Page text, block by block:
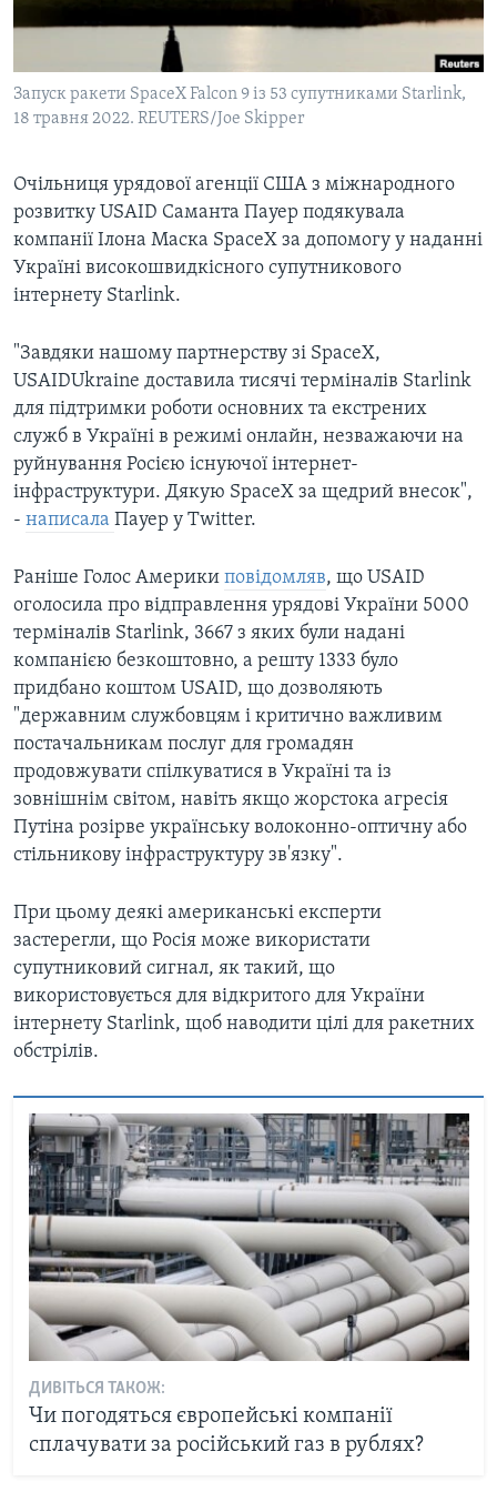
ІСТОРІЇ УСПІХУ УКРАЇНЦІВ
БРИФІНГ ГОЛОСУ АМЕРИКИ
ВІКНО В АМЕРИКУ
ПРАЙМ-ТАЙМ
ПОГЛЯД З ВАШИНГТОНА
ENGLISH
МИ В СОЦМЕРЕЖАХ
Мови
Запуск ракети SpaceX Falcon 9 із 53 супутниками Starlink,
18 травня 2022. REUTERS/Joe Skipper
Очільниця урядової агенції США з міжнародного
розвитку USAID Саманта Пауер подякувала
компанії Ілона Маска SpaceX за допомогу у наданні
Україні високошвидкісного супутникового
інтернету Starlink.
"Завдяки нашому партнерству зі SpaceX,
USAIDUkraine доставила тисячі терміналів Starlink
для підтримки роботи основних та екстрених
служб в Україні в режимі онлайн, незважаючи на
руйнування Росією існуючої інтернет-
інфраструктури. Дякую SpaceX за щедрий внесок",
- написала Пауер у Twitter.
Раніше Голос Америки повідомляв, що USAID
оголосила про відправлення урядові України 5000
терміналів Starlink, 3667 з яких були надані
компанією безкоштовно, а решту 1333 було
придбано коштом USAID, що дозволяють
"державним службовцям і критично важливим
постачальникам послуг для громадян
продовжувати спілкуватися в Україні та із
зовнішнім світом, навіть якщо жорстока агресія
Путіна розірве українську волоконно-оптичну або
стільникову інфраструктуру зв'язку".
При цьому деякі американські експерти
застерегли, що Росія може використати
супутниковий сигнал, як такий, що
використовується для відкритого для України
інтернету Starlink, щоб наводити цілі для ракетних
обстрілів.
ДИВІТЬСЯ ТАКОЖ:
Чи погодяться європейські компанії
сплачувати за російський газ в рублях?